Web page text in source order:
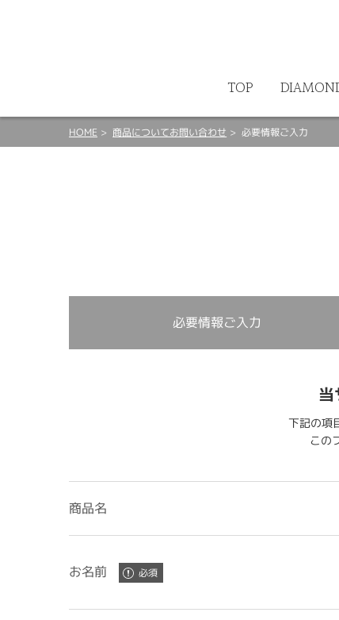
TOP
HOME 商品についてお問い合わせ 必要情報ご入力
必要情報ご入力
下記の項
この
商品名
お名前